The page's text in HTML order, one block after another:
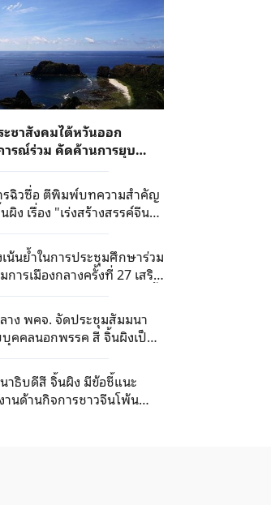
ชาสังคมไต้หวันออก
ารณ์ร่วม คัดค้านการยุบ
ที่สนับสนุนการรวมชาติ
ฉิวซื่อ ตีพิมพ์บทความสำคัญ
ผิง เรื่อง "เร่งสร้างสรรค์จีนที่
พดี"
น้นย้ำในการประชุมศึกษาร่วม
การเมืองกลางครั้งที่ 27 เสริม
รพัฒนาเชิงนวัตกรรมให้ลึกซึ้ง
ปรับปรุงกองทัพให้ทันสมัย
าง พคจ. จัดประชุมสัมมนา
คคลนอกพรรค สี จิ้นผิงเป็น
การประชุมและกล่าว
จน์
าธิบดีสี จิ้นผิง มีข้อชี้แนะ
นด้านกิจการชาวจีนโพ้น